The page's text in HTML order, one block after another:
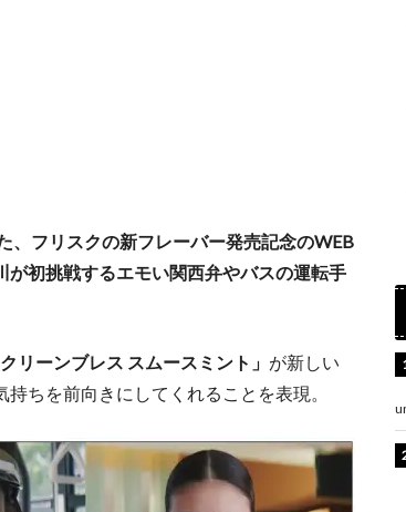
、フリスクの新フレーバー発売記念のWEB
が初挑戦するエモい関西弁やバスの運転手
リーンブレス スムースミント」 が新しい
ちを前向きにしてくれることを表現。